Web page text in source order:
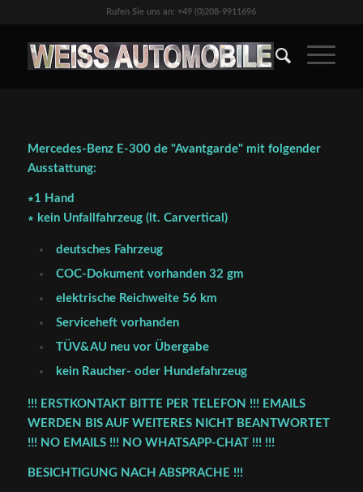
Rufen Sie uns an: +49 (0)208-9911696
Mercedes-Benz E-300 de "Avantgarde" mit folgender
Ausstattung:
∗1 Hand
∗ kein Unfallfahrzeug (lt. Carvertical)
deutsches Fahrzeug
COC-Dokument vorhanden 32 gm
elektrische Reichweite 56 km
Serviceheft vorhanden
TÜV&AU neu vor Übergabe
kein Raucher- oder Hundefahrzeug
!!! ERSTKONTAKT BITTE PER TELEFON !!! EMAILS
WERDEN BIS AUF WEITERES NICHT BEANTWORTET
!!! NO EMAILS !!! NO WHATSAPP-CHAT !!! !!!
BESICHTIGUNG NACH ABSPRACHE !!!